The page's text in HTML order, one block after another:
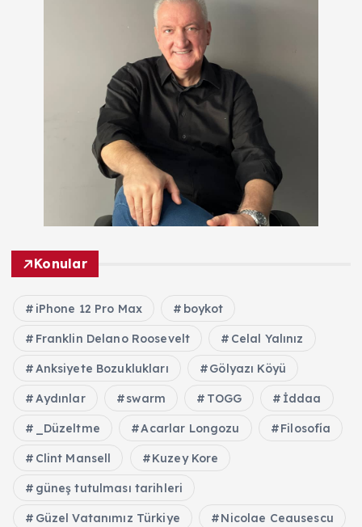
Konular
iPhone 12 Pro Max boykot
Franklin Delano Roosevelt Celal Yalınız
Anksiyete Bozuklukları Gölyazı Köyü
Aydınlar swarm TOGG İddaa
_Düzeltme Acarlar Longozu Filosofía
Clint Mansell Kuzey Kore
güneş tutulması tarihleri
Güzel Vatanımız Türkiye Nicolae Ceausescu